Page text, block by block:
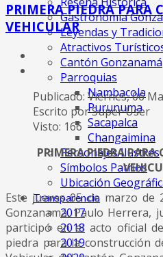
Gastronomia
Leyendas y
Atractivos
Cantón Gonzanamá
Parroquias
Nambacola
Purunuma
Sacapalca
Changaimina
Personajes Ilustres
Símbolos Patrios
Ubicación
Transparencia
2017
2018
2019
PRIMERA PIEDRA PARA
VEHICULAR
Publicado: Viernes, 06
Escrito por Super User
Visto: 166
PRIMERA PIEDRA PARA
Este jueves 05 de marzo de
Gonzanamá, Paulo Herrera,
participó en el acto oficial
piedra para la construcción